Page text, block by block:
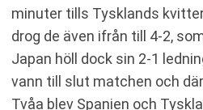
minuter tills Tysklands
drog de även ifrån till 4-2,
Japan höll dock sin 2-1
vann till slut matchen och
Tvåa blev Spanien och